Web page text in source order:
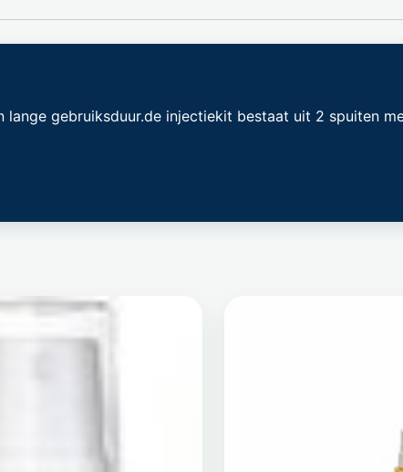
gebruiksduur.de injectiekit bestaat uit 2 spuiten